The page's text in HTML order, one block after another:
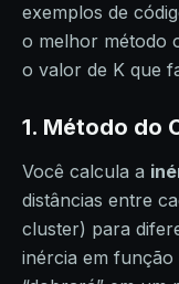
exemplos de
o melhor método
o valor de K que
1. Método do
Você calcula a
distâncias entre
cluster) para
inércia em